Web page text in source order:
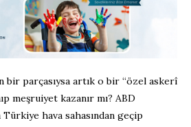
bir parçasıysa artık o bir “özel askerî
meşruiyet kazanır mı? ABD
hava sahasından geçip